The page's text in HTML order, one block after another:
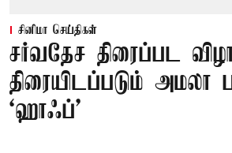
சினிமா செய்திகள்
சர்வதேச திரைப்பட
திரையிடப்படும் அமலா
‘ஹாஃப்’